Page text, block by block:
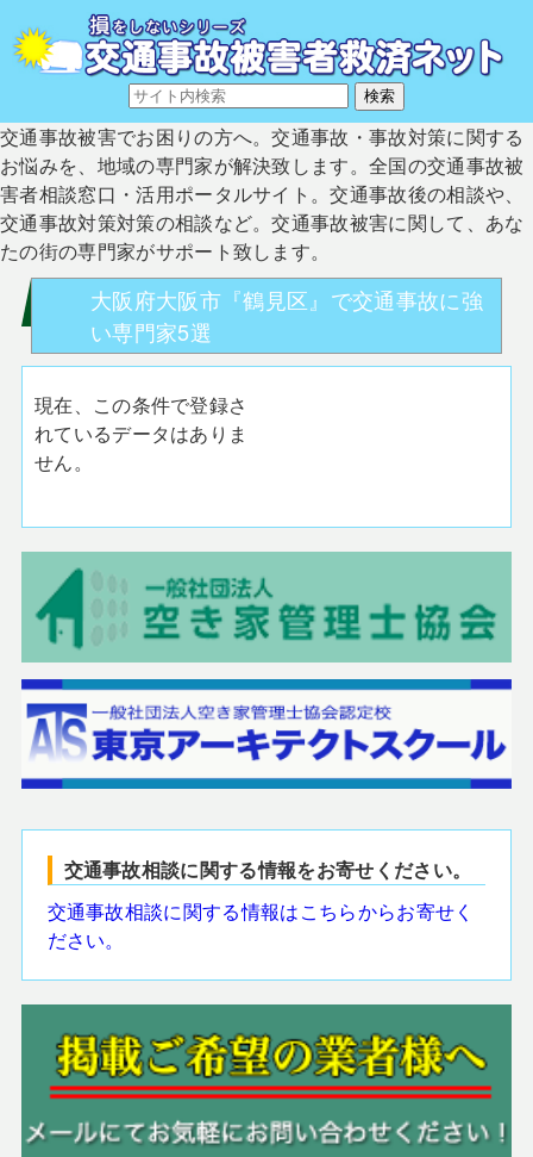
交通事故被害でお困りの方へ。交通事故・事故対策に関する
お悩みを、地域の専門家が解決致します。全国の交通事故被
害者相談窓口・活用ポータルサイト。交通事故後の相談や、
交通事故対策対策の相談など。交通事故被害に関して、あな
たの街の専門家がサポート致します。
大阪府大阪市『鶴見区』で交通事故に強
い専門家5選
現在、この条件で登録さ
れているデータはありま
せん。
交通事故相談に関する情報をお寄せください。
交通事故相談に関する情報はこちらからお寄せく
ださい。